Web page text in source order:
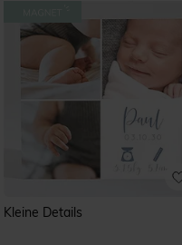
Kleine Details